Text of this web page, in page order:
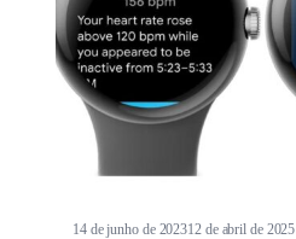
14 de junho de 202312 de abril de 2025